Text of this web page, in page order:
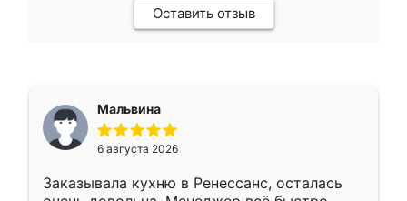
Оставить отзыв
Мальвина
6 августа 2026
Заказывала кухню в Ренессанс, осталась